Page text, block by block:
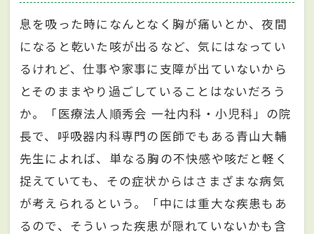
息を吸った時になんとなく胸が痛いとか、夜間
になると乾いた咳が出るなど、気にはなってい
るけれど、仕事や家事に支障が出ていないから
とそのままやり過ごしていることはないだろう
か。「医療法人順秀会 一社内科・小児科」の院
長で、呼吸器内科専門の医師でもある青山大輔
先生によれば、単なる胸の不快感や咳だと軽く
捉えていても、その症状からはさまざまな病気
が考えられるという。「中には重大な疾患もあ
るので、そういった疾患が隠れていないかも含